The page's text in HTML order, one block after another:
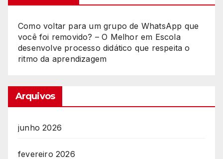
Como voltar para um grupo de WhatsApp que
você foi removido? – O Melhorem Escola
desenvolve processo didático que respeita o
ritmo da aprendizagem
Arquivos
junho 2026
fevereiro 2026